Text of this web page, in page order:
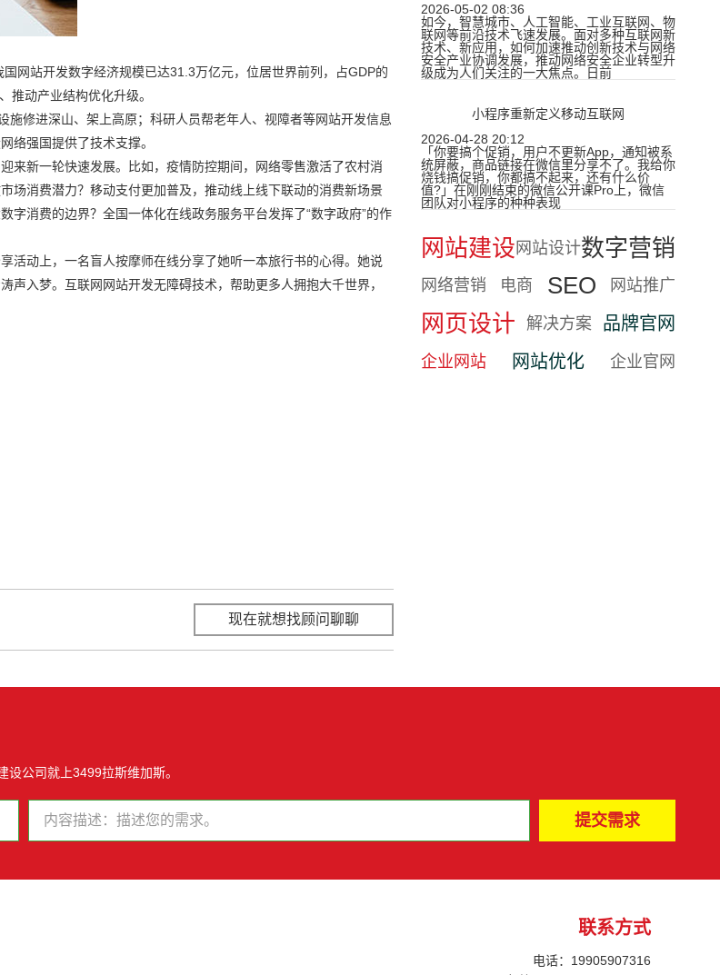
2026-05-02 08:36
如今，智慧城市、人工智能、工业互联网、物
联网等前沿技术飞速发展。面对多种互联网新
技术、新应用，如何加速推动创新技术与网络
安全产业协调发展，推动网络安全企业转型升
级成为人们关注的一大焦点。日前
小程序重新定义移动互联网
2026-04-28 20:12
「你要搞个促销，用户不更新App，通知被系
统屏蔽，商品链接在微信里分享不了。我给你
烧钱搞促销，你都搞不起来，还有什么价
值?」在刚刚结束的微信公开课Pro上，微信
团队对小程序的种种表现
网站建设 网站设计数字营销
网络营销 电商 SEO 网站推广
网页设计 解决方案 品牌官网
企业网站 网站优化 企业官网
网站开发数字经济规模已达31.3万亿元，位居世界前列，占GDP的
推动产业结构优化升级。
施修进深山、架上高原；科研人员帮老年人、视障者等网站开发信息
络强国提供了技术支撑。
来新一轮快速发展。比如，疫情防控期间，网络零售激活了农村消
场消费潜力？移动支付更加普及，推动线上线下联动的消费新场景
消费的边界？全国一体化在线政务服务平台发挥了“数字政府”的作
活动上，一名盲人按摩师在线分享了她听一本旅行书的心得。她说
入梦。互联网网站开发无障碍技术，帮助更多人拥抱大千世界，
现在就想找顾问聊聊
公司就上3499拉斯维加斯。
联系方式
电话：19905907316